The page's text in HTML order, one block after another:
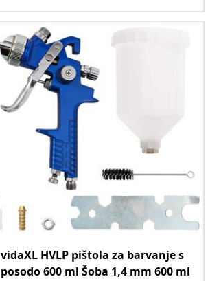
vidaXL HVLP pištola za barvanje s
posodo 600 ml Šoba 1,4 mm 600 ml